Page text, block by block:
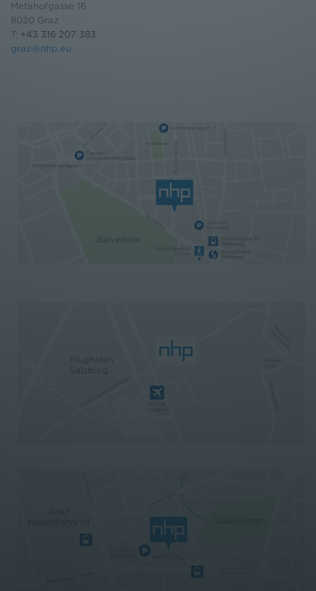
Metahofgasse 16
8020 Graz
T: +43 316 207 383
graz@nhp.eu